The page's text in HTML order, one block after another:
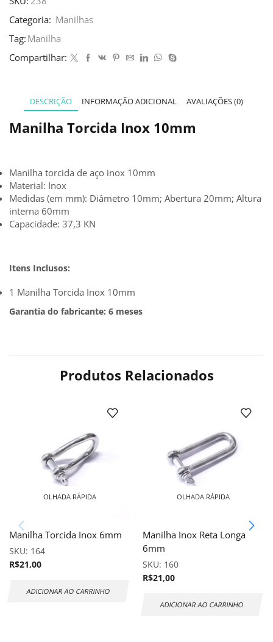
Categoria: Manilhas
Tag: Manilha
Compartilhar:
DESCRIÇÃO INFORMAÇÃO ADICIONAL AVALIAÇÕES (0)
Manilha Torcida Inox 10mm
Manilha torcida de aço inox 10mm
Material: Inox
Medidas (em mm): Diâmetro 10mm; Abertura 20mm; Altura
interna 60mm
Capacidade: 37,3 KN
Itens Inclusos:
1 Manilha Torcida Inox 10mm
Garantia do fabricante: 6 meses
Produtos Relacionados
OLHADA RÁPIDA
Manilha Torcida Inox 6mm
SKU: 164
R$21,00
ADICIONAR AO CARRINHO
OLHADA RÁPIDA
Manilha Inox Reta Longa
6mm
SKU: 160
R$21,00
ADICIONAR AO CARRINHO